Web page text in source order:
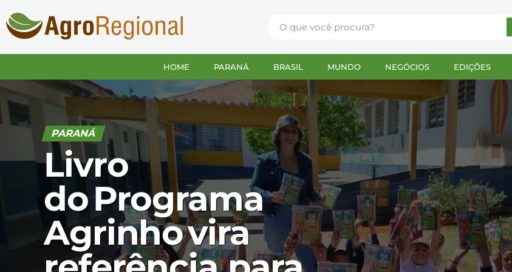
HOME PARANÁ BRASIL MUNDO NEGÓCIOS EDIÇÕES
PARANÁ
Livro
do Programa
Agrinho vira